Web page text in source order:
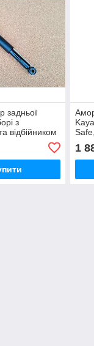
задньої
з
відбійником
M4 Грейт
1